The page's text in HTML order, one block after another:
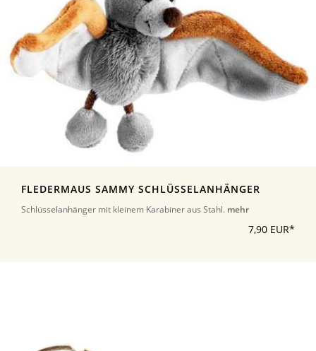
FLEDERMAUS SAMMY SCHLÜSSELANHÄNGER
Schlüsselanhänger mit kleinem Karabiner aus Stahl. mehr
7,90 EUR*